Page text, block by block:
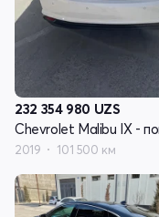
232 354 980 UZS
2019 101 500 км